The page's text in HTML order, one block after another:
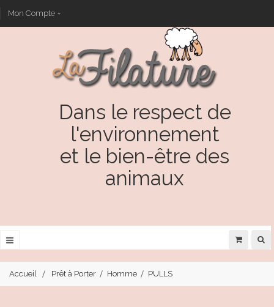
Mon Compte
Dans le respect de
l'environnement
et le bien-être des
animaux
Accueil Prêt à Porter Homme PULLS